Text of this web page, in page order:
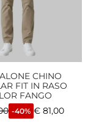
CHINO
FIT IN RASO
FANGO
-40% €81,00